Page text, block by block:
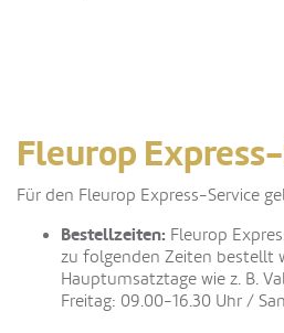
Fleurop
Für den Fleurop Express-Service
Bestellzeiten: Fleurop
zu folgenden Zeiten bestellt
Hauptumsatztage wie z. B.
Freitag: 09.00-16.30 Uhr /